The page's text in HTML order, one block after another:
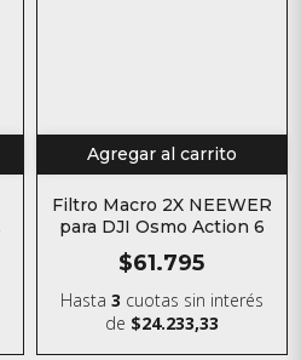
Agregar al carrito
Filtro Macro 2X NEEWER
para DJI Osmo Action 6
$61.795
Hasta 3 cuotas sin interés
de $24.233,33